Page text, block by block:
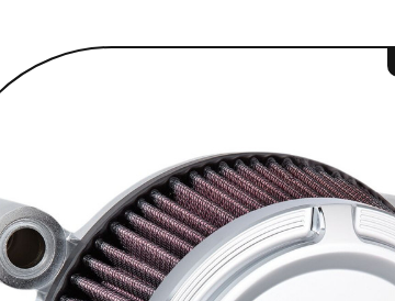
ROUES & ACCESSOIRES
GUIDONS ET COMMANDES MANUELLES
SELLES & SISSYBARS
REPOSE PIEDS & COMMANDES AUX PIEDS
CHAMBRES À AIR & ACCESSOIRES
MATERIEL DE MONTAGE &
BOUGIES